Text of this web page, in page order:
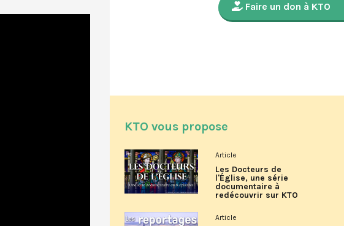
Faire un don à KTO
KTO vous propose
Article
Les Docteurs de
l'Église, une série
documentaire à
redécouvrir sur KTO
Article